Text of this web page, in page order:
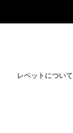
レペットについて